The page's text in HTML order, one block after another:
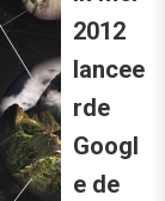
2012
lancee
rde
Googl
e de